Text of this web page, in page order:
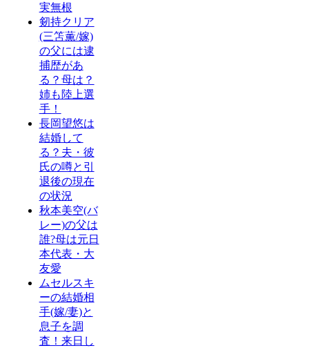
実無根
剱持クリア
(三笘薫/嫁)
の父には逮
捕歴があ
る？母は？
姉も陸上選
手！
長岡望悠は
結婚して
る？夫・彼
氏の噂と引
退後の現在
の状況
秋本美空(バ
レー)の父は
誰?母は元日
本代表・大
友愛
ムセルスキ
ーの結婚相
手(嫁/妻)と
息子を調
査！来日し